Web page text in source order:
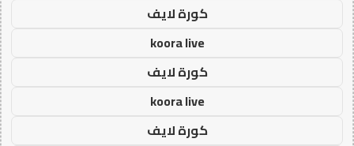
كورة لايف
koora live
كورة لايف
koora live
كورة لايف